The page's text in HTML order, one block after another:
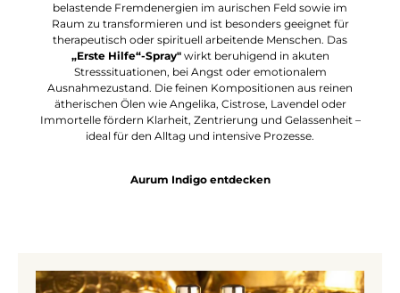
belastende Fremdenergien im aurischen Feld sowie im
Raum zu transformieren und ist besonders geeignet für
therapeutisch oder spirituell arbeitende Menschen. Das
„Erste Hilfe“-Spray"wirkt beruhigend in akuten
Stresssituationen, bei Angst oder emotionalem
Ausnahmezustand. Die feinen Kompositionen aus reinen
ätherischen Ölen wie Angelika, Cistrose, Lavendel oder
Immortelle fördern Klarheit, Zentrierung und Gelassenheit –
ideal für den Alltag und intensive Prozesse.
Aurum Indigo entdecken